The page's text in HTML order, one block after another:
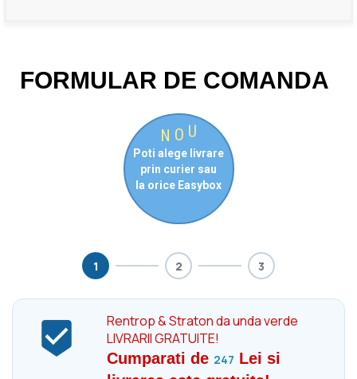
FORMULAR DE COMANDA
N O U
Poti alege livrare
prin curier sau
la orice Easybox
1 2 3

Rentrop & Straton da unda verde
LIVRARII GRATUITE!
Cumparati de 247 Lei si